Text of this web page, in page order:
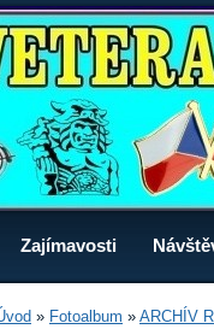
Zajímavosti
» Fotoalbum » ARCHÍV